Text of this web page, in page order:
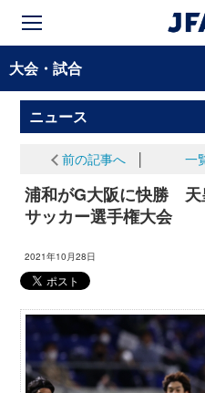
大会・試合
ニュース
前の記事へ 一
浦和がG大阪に快勝 天
サッカー選手権大会
2021年10月28日